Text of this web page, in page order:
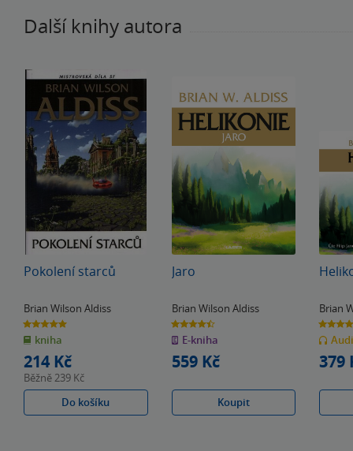
Další knihy autora
Pokolení starců
Brian Wilson Aldiss
5.0
z
5
hvězdiček
kniha
214 Kč
Běžně239 Kč
Do košíku
Jaro
Brian Wilson Aldiss
4.5
z
5
hvězdiček
E-kniha
559 Kč
Koupit
Brian
4.5
z
5
hvězdiček
379